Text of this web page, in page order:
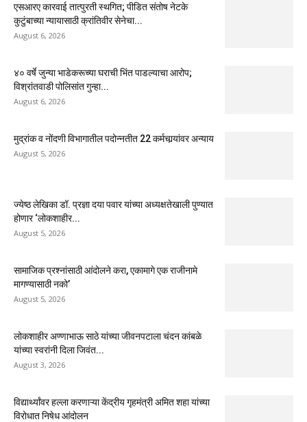
एसआरए कारवाई तात्पुरती स्थगित; पीडित संतोष नेटके
कुटुंबाच्या न्यायासाठी क्रांतिवीर सेनेचा...
August 6, 2026
४० वर्षे जुन्या भाडेकरूच्या घराची भिंत पाडल्याचा आरोप;
विश्रांतवाडी पोलिसांत गुन्हा...
August 6, 2026
मुद्रांक व नोंदणी विभागातील पदोन्नतीत 22 कर्मचार्‍यांवर अन्याय
August 5, 2026
ज्येष्ठ लेखिका डॉ. प्रज्ञा दया पवार यांच्या अध्यक्षतेखाली पुण्यात
होणार ‘लोकशाहीर...
August 5, 2026
सामाजिक प्रश्नांसाठी आंदोलने करा, एकामागे एक राजीनामे
मागण्यासाठी नको’
August 5, 2026
लोकशाहीर अण्णाभाऊ साठे यांच्या जीवनपटाला चंदन कांबळे
यांच्या स्वरांनी दिला जिवंत...
August 3, 2026
विद्यार्थ्यांवर हल्ला करणाऱ्या केंद्रीय गृहमंत्री अमित शहा यांच्या
विरोधात निषेध आंदोलन